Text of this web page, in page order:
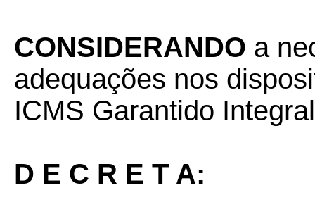
CONSIDERANDO a
adequações nos
ICMS Garantido
D E C R E T A: